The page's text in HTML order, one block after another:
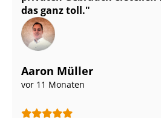
das ganz toll.
Aaron Müller
vor 11 Monaten